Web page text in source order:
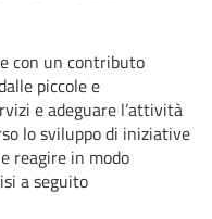
con un contributo
piccole e
e adeguare l’attività
lo sviluppo di iniziative
reagire in modo
a seguito